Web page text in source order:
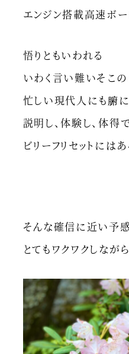
エンジン搭載高速ボー
悟りともいわれる
いわく言い難いそこの
忙しい現代人にも腑
説明し、体験し、体得
ビリーフリセットにはあ
そんな確信に近い予
とてもワクワクしなが